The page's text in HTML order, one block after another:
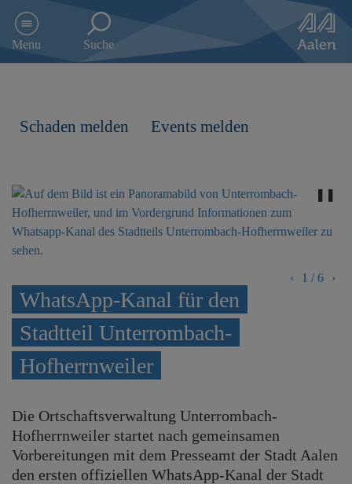
e
h
g
n
Menu Suche
Schaden melden Events melden
‹ 1 /6 ›
WhatsApp-Kanal für den
Stadtteil Unterrombach-
Hofherrnweiler
Die Ortschaftsverwaltung Unterrombach-
Hofherrnweiler startet nach gemeinsamen
Vorbereitungen mit dem Presseamt der Stadt Aalen
den ersten offiziellen WhatsApp-Kanal der Stadt